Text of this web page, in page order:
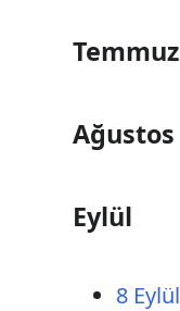
Temmuz
Ağustos
Eylül
8 Eylül